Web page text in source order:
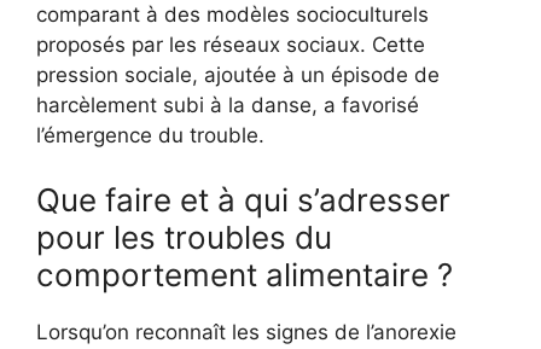
comparant à des modèles socioculturels
proposés par les réseaux sociaux. Cette
pression sociale, ajoutée à un épisode de
harcèlement subi à la danse, a favorisé
l’émergence du trouble.
Que faire et à qui s’adresser
pour les troubles du
comportement alimentaire ?
Lorsqu’on reconnaît les signes de l’anorexie